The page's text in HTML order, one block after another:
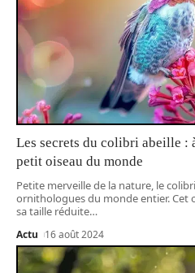
Les secrets du colibri abeille :
petit oiseau du monde
Petite merveille de la nature, le
ornithologues du monde entier. Cet
sa taille réduite…
Actu 16 août 2024